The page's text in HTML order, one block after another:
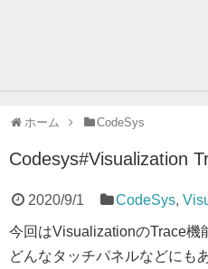
ホーム CodeSys
Codesys#Visualization
2020/9/1 CodeSys,
今回はVisualizationのTrace機
どんなタッチパネルなどにも